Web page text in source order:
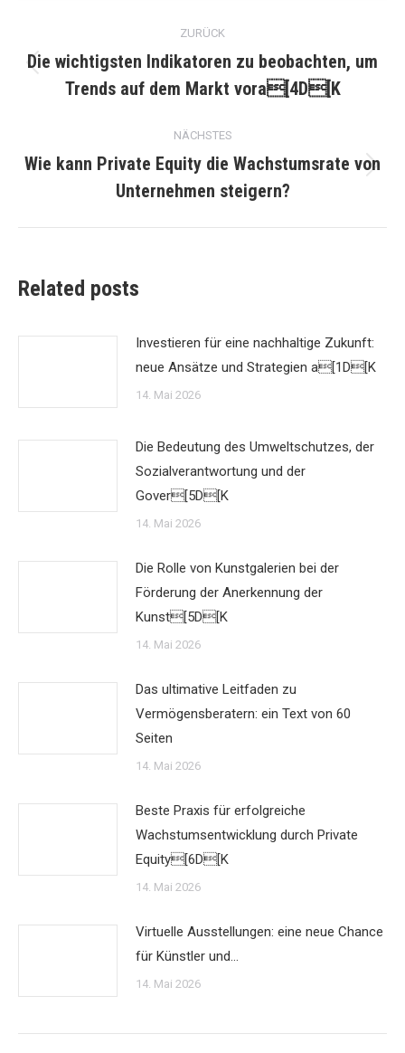
Kommentarnavigation
ZURÜCK
Beitrag:
Die wichtigsten Indikatoren zu beobachten, um
Trends auf dem Markt vora[4D[K
NÄCHSTES
Beitrag:
Wie kann Private Equity die Wachstumsrate von
Unternehmen steigern?
Related posts
Investieren für eine nachhaltige Zukunft:
neue Ansätze und Strategien a[1D[K
14. Mai 2026
Die Bedeutung des Umweltschutzes, der
Sozialverantwortung und der
Gover[5D[K
14. Mai 2026
Die Rolle von Kunstgalerien bei der
Förderung der Anerkennung der
Kunst[5D[K
14. Mai 2026
Das ultimative Leitfaden zu
Vermögensberatern: ein Text von 60
Seiten
14. Mai 2026
Beste Praxis für erfolgreiche
Wachstumsentwicklung durch Private
Equity[6D[K
14. Mai 2026
Virtuelle Ausstellungen: eine neue Chance
für Künstler und…
14. Mai 2026